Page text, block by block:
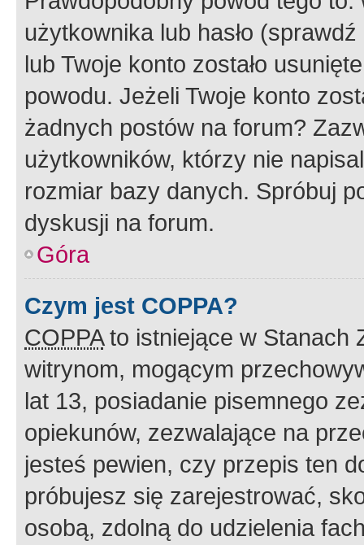
użytkownika lub hasło
lub Twoje konto zostało
powodu. Jeżeli Twoje konto
żadnych postów na forum?
użytkowników, którzy nie
rozmiar bazy danych. Spróbuj
dyskusji na forum.
Góra
Czym jest COPPA?
COPPAto istniejące w Stanach
witrynom, mogącym
lat 13, posiadanie pisemnego
opiekunów, zezwalające na
jesteś pewien, czy przepis ten
próbujesz się zarejestrować,
osobą, zdolną do udzielenia